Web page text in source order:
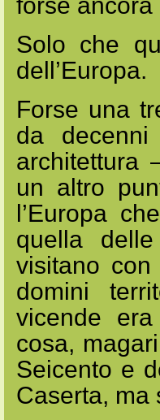
forse
Solo che
dell’Europa.
Forse una
da
architettura
un altro
l’Europa
quella
visitano
domini
vicende
cosa,
Seicento e
Caserta, ma